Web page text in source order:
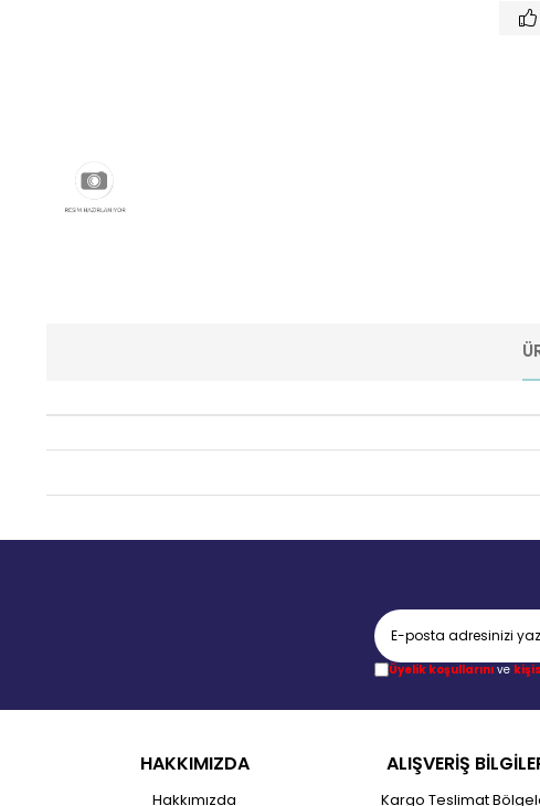
Üyelik koşullarınıve
HAKKIMIZDA
Hakkımızda
ALIŞVERİŞ
Kargo Teslimat